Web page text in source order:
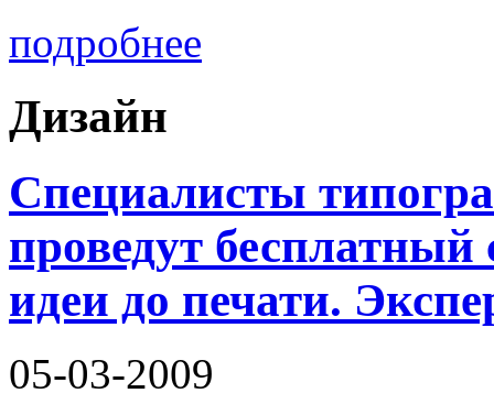
подробнее
Дизайн
Специалисты
проведут
идеи до печати.
05-03-2009